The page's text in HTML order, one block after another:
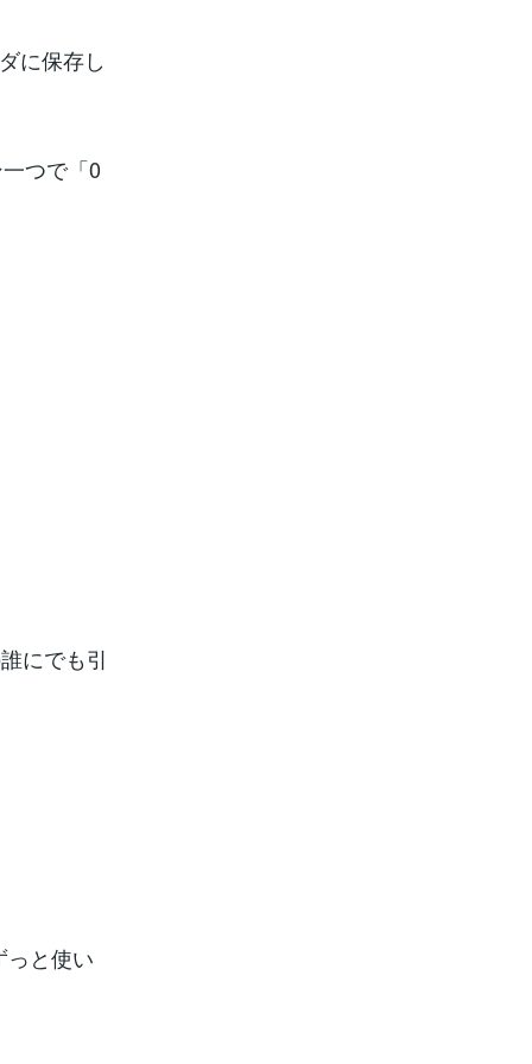
に保存し
つで「0
にでも引
っと使い